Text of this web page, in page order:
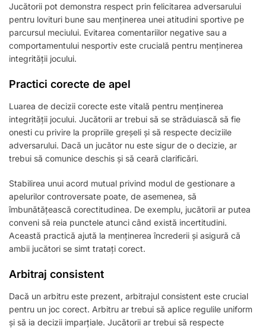
Jucătorii pot demonstra respect prin felicitarea adversarului
pentru lovituri bune sau menținerea unei atitudini sportive pe
parcursul meciului. Evitarea comentariilor negative sau a
comportamentului nesportiv este crucială pentru menținerea
integrității jocului.
Practici corecte de apel
Luarea de decizii corecte este vitală pentru menținerea
integrității jocului. Jucătorii ar trebui să se străduiască să fie
onesti cu privire la propriile greșeli și să respecte deciziile
adversarului. Dacă un jucător nu este sigur de o decizie, ar
trebui să comunice deschis și să ceară clarificări.
Stabilirea unui acord mutual privind modul de gestionare a
apelurilor controversate poate, de asemenea, să
îmbunătățească corectitudinea. De exemplu, jucătorii ar putea
conveni să reia punctele atunci când există incertitudini.
Această practică ajută la menținerea încrederii și asigură că
ambii jucători se simt tratați corect.
Arbitraj consistent
Dacă un arbitru este prezent, arbitrajul consistent este crucial
pentru un joc corect. Arbitru ar trebui să aplice regulile uniform
și să ia decizii imparțiale. Jucătorii ar trebui să respecte